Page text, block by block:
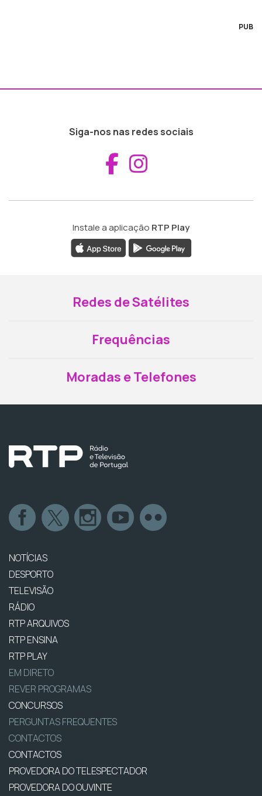
PUB
Siga-nos nas redes sociais
Aceder ao
Instale a aplicação RTP Play
Redes de Satélites
Frequências
Moradas e Telefones
NOTÍCIAS
DESPORTO
TELEVISÃO
RÁDIO
RTP ARQUIVOS
RTP ENSINA
RTP PLAY
EM DIRETO
REVER PROGRAMAS
CONCURSOS
PERGUNTAS FREQUENTES
CONTACTOS
CONTACTOS
PROVEDORA DO TELESPECTADOR
PROVEDORA DO OUVINTE